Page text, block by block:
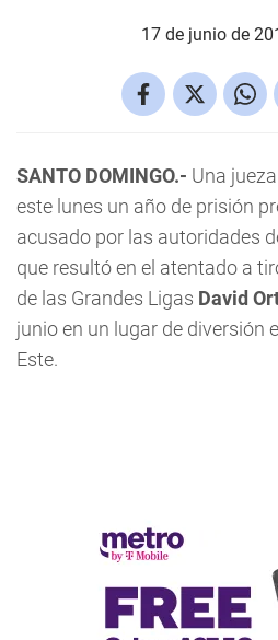
17 de junio de
SANTO DOMINGO.- Una
este lunes un año de prisión
acusado por las autoridades
que resultó en el atentado a
de las Grandes Ligas David
junio en un lugar de diversión
Este.